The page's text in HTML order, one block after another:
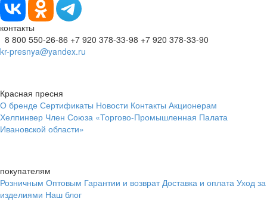
контакты
8 800 550-26-86 +7 920 378-33-98 +7 920 378-33-90
kr-presnya@yandex.ru
Красная пресня
О бренде Сертификаты Новости Контакты Акционерам
Хелпинвер Член Союза «Торгово-Промышленная Палата
Ивановской области»
покупателям
Розничным Оптовым Гарантии и возврат Доставка и оплата Уход за
изделиями Наш блог